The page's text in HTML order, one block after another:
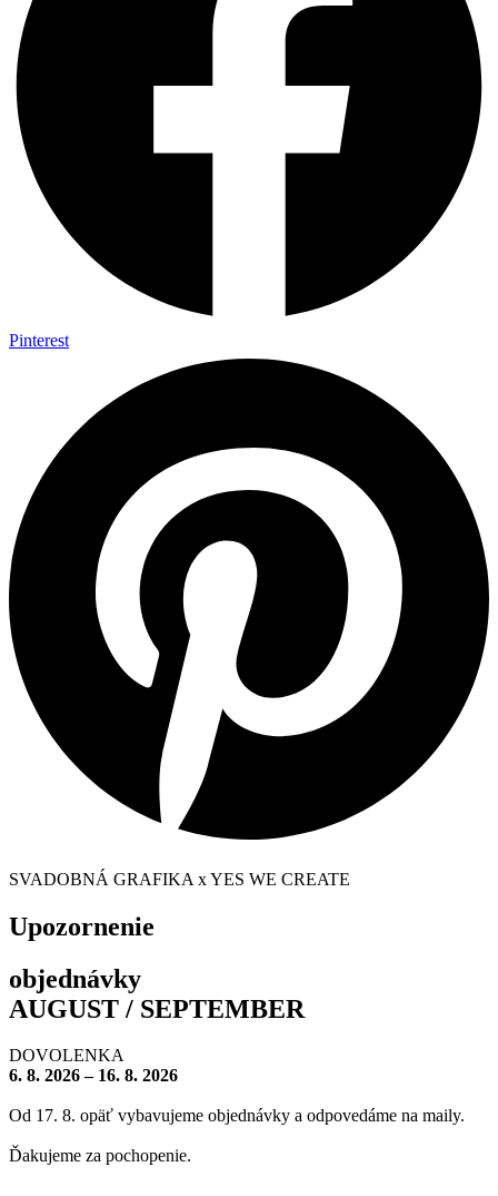
Pinterest
SVADOBNÁ GRAFIKA x YES WE CREATE
Upozornenie
objednávky
AUGUST / SEPTEMBER
DOVOLENKA
6. 8. 2026 – 16. 8. 2026
Od 17. 8. opäť vybavujeme objednávky a odpovedáme na maily.
Ďakujeme za pochopenie.